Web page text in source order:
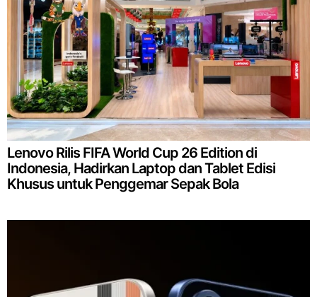
Lenovo Rilis FIFA World Cup 26 Edition di
Indonesia, Hadirkan Laptop dan Tablet Edisi
Khusus untuk Penggemar Sepak Bola